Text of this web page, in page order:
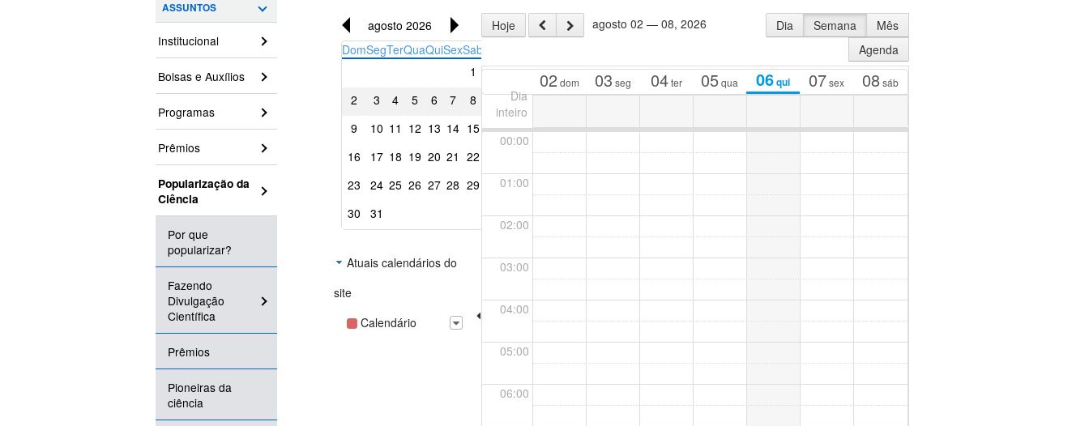
ASSUNTOS
Institucional
Bolsas e Auxílios
Programas
Prêmios
Popularização da
Ciência
Por que
popularizar?
Fazendo
Divulgação
Científica
Prêmios
Pioneiras da
ciência
agosto 2026
DomSegTerQuaQuiSexSab
1
2
3 4 5 6 7
8
9
10 11 12 13 14 15
16
17 18 19 20 21 22
23
24 25 26 27 28 29
30
31
Atuais calendários do
site
Calendário
Hoje agosto 02 — 08, 2026 Dia Semana
Mês
Agenda
02dom 03 seg 04ter 05qua 06qui 07sex 08sáb
Dia
inteiro
00:00
01:00
02:00
03:00
04:00
05:00
06:00